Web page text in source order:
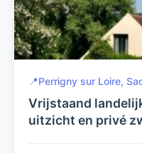
📍Perrigny sur Loire,
Vrijstaand
uitzicht en privé